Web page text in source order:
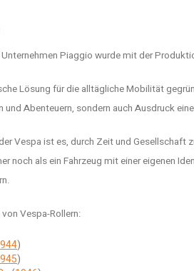
Piaggio wurde mit der
Lösung für die alltägliche Mobilität
und Abenteuern, sondern auch Ausdruck
Vespa ist es, durch Zeit und
noch als ein Fahrzeug mit einer eigenen
Vespa-Rollern:
)
)